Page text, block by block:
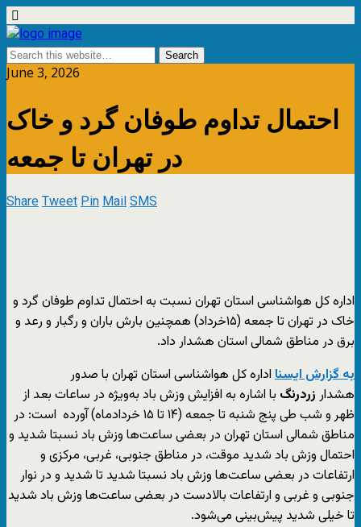
June 3, 2026
احتمال تداوم طوفان گرد و خاک
در تهران تا جمعه
ShareTweetPinMailSMS
اداره کل هواشناسی استان تهران نسبت به احتمال تداوم طوفان گرد و
خاک در تهران تا جمعه (۱۵خرداد) همچنین بارش باران و رگبار و رعد و
برق در مناطق شمالی استان هشدار داد.
به گزارش ایسنا اداره کل هواشناسی استان تهران با صدور
هشدار زردرنگ با اشاره به افزایش وزش باد به‌ویژه در ساعات بعد از
ظهر و شب طی پنج شنبه تا جمعه (۱۴ تا ۱۵ خردادماه) آورده است: در
مناطق شمالی استان تهران در بعضی ساعت‌ها وزش باد نسبتا شدید و
احتمال وزش باد شدید موقت، در مناطق جنوبی، غربی، مرکزی و
ارتفاعات در بعضی ساعت‌ها وزش باد نسبتا شدید تا شدید و در نوار
جنوبی و غربی و ارتفاعات بالادست در بعضی ساعت‌ها وزش باد شدید
تا خیلی شدید پیش‌بینی می‌شود.